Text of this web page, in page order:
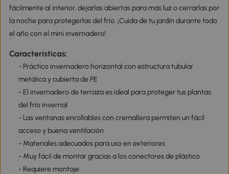
fácilmente al interior, dejarlas abiertas para más luz o cerrarlas por
la noche para protegerlas del frío. ¡Cuida de tu jardín durante todo
el año con el mini invernadero!
Características:
- Práctico invernadero horizontal con estructura tubular
metálica y cubierta de PE
- El invernadero de terraza es ideal para proteger tus plantas
del frío invernal
- Las ventanas enrollables con cremallera permiten un fácil
acceso y buena ventilación
- Materiales adecuados para uso en exteriores
- Muy fácil de montar gracias a los conectores de plástico
- Requiere montaje